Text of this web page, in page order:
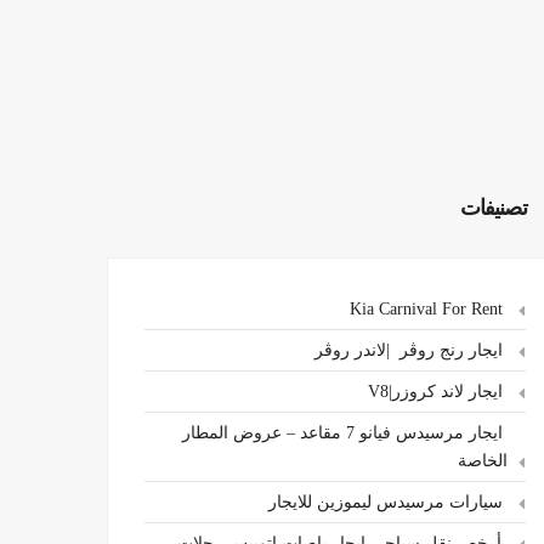
تصنيفات
ايجار رنج روڤر |لاندر روڤر
ايجار لاند كروزر|V8
ايجار مرسيدس فيانو 7 مقاعد – عروض المطار
الخاصة
سيارات مرسيدس ليموزين للايجار